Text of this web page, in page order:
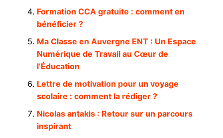
Formation CCA gratuite : comment en
bénéficier ?
Ma Classe en Auvergne ENT : Un Espace
Numérique de Travail au Cœur de
l’Éducation
Lettre de motivation pour un voyage
scolaire : comment la rédiger ?
Nicolas antakis : Retour sur un parcours
inspirant